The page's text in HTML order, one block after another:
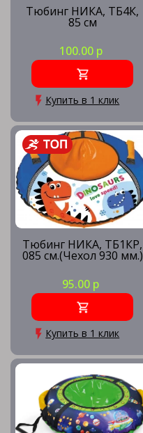
Тюбинг НИКА, ТБ4К,
85 см
100.00 р
Купить в 1 клик
Тюбинг НИКА, ТБ1КР,
085 см.(Чехол 930 мм.)
95.00 р
Купить в 1 клик